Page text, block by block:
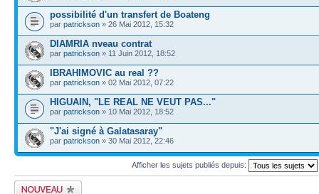
possibilité d'un transfert de Boateng
par patrickson » 26 Mai 2012, 15:32
DIAMRIA nveau contrat
par patrickson » 11 Juin 2012, 18:52
IBRAHIMOVIC au real ??
par patrickson » 02 Mai 2012, 07:22
HIGUAIN, "LE REAL NE VEUT PAS..."
par patrickson » 10 Mai 2012, 18:52
"J'ai signé à Galatasaray"
par patrickson » 30 Mai 2012, 22:46
Afficher les sujets publiés depuis:
Publier un nouveau